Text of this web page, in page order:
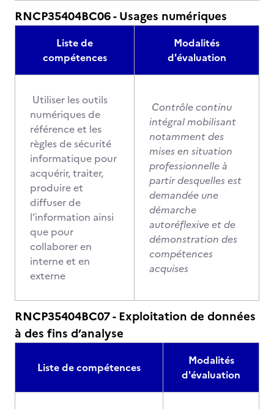
RNCP35404BC06 - Usages numériques
Liste de
compétences
Modalités
d'évaluation
Utiliser les outils
numériques de
référence et les
règles de sécurité
informatique pour
acquérir, traiter,
produire et
diffuser de
l’information ainsi
que pour
collaborer en
interne et en
externe
Contrôle continu
intégral mobilisant
notamment des
mises en situation
professionnelle à
partir desquelles est
demandée une
démarche
autoréflexive et de
démonstration des
compétences
acquises
RNCP35404BC07 - Exploitation de données
à des fins d’analyse
Liste de compétences
Modalités
d'évaluation